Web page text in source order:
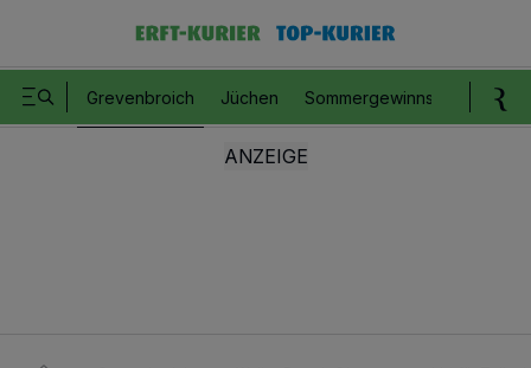
Grevenbroich Jüchen Sommergewinnspiel